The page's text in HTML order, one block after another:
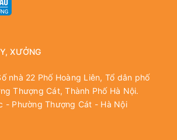
XƯỞNG
nhà 22 Phố Hoàng Liên, Tổ dân phố
Thượng Cát, Thành Phố Hà Nội.
- Phường Thượng Cát - Hà Nội